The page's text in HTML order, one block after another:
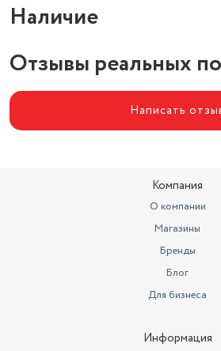
Наличие
Отзывы реальных
Написать
Компания
О компании
Магазины
Бренды
Блог
Для бизнеса
Информация